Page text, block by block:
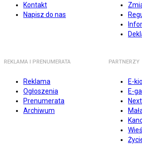
Kontakt
Napisz do nas
REKLAMA I PRENUMERATA
Reklama
Ogłoszenia
Prenumerata
Archiwum
PARTNERZY
E-
E-